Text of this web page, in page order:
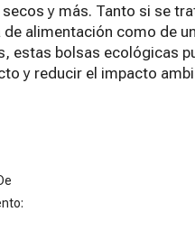
y más. Tanto si se
de alimentación como de
estas bolsas ecológicas
y reducir el impacto